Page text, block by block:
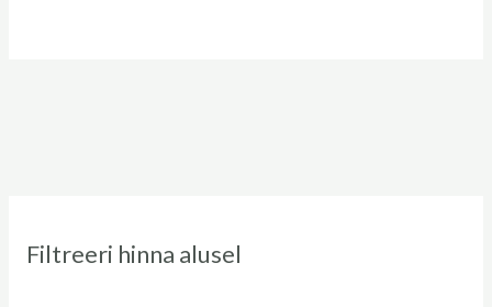
Filtreeri hinna alusel